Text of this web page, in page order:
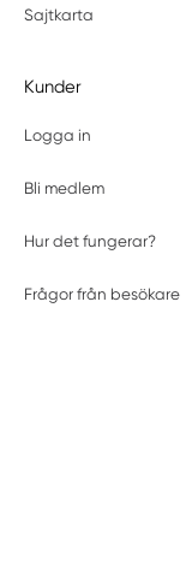
Sajtkarta
Kunder
Logga in
Bli medlem
Hur det fungerar?
Frågor från besökare